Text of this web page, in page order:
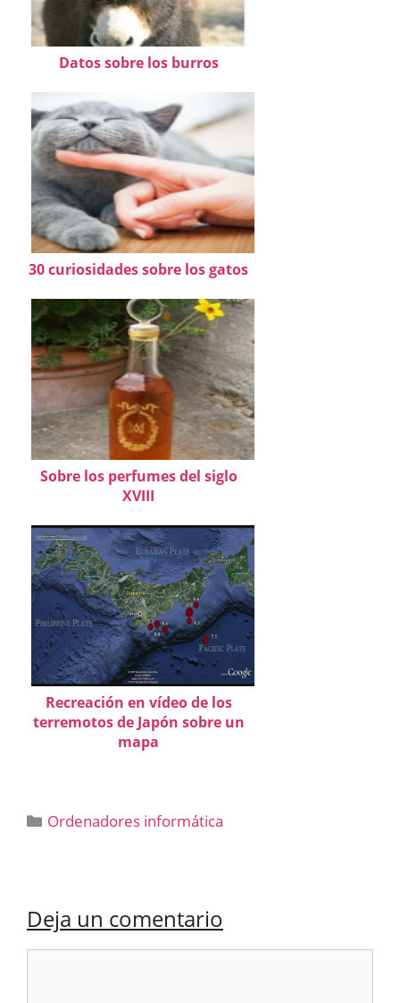
Datos sobre los burros
30 curiosidades sobre los gatos
Sobre los perfumes del siglo
XVIII
Recreación en vídeo de los
terremotos de Japón sobre un
mapa
Categorías
Ordenadores informática
Deja un comentario